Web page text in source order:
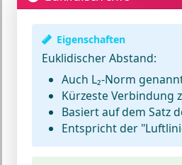
Eigenschaften
Euklidischer Abstand:
Auch L₂-Norm
Kürzeste Verbindung
Basiert auf dem Satz
Entspricht der